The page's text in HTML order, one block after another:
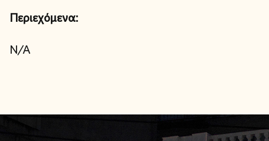
Περιεχόμενα:
N/A